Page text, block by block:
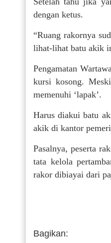
dengan ketus.
“Ruang rakornya
lihat-lihat batu akik
Pengamatan
kursi kosong.
memenuhi ‘lapak’.
Harus diakui batu
akik di kantor
Pasalnya, peserta
tata kelola
rakor dibiayai dari
Bagikan: